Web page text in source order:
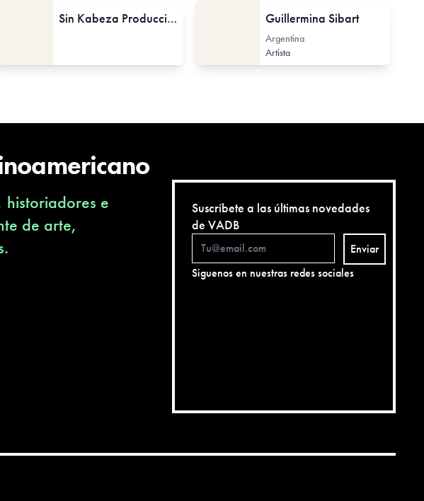
Sin Kabeza Producciones Guillermina Sibart
Argentina
Artista
historiadores e
de arte,
Suscríbete a las últimas novedades
de VADB
Enviar
Siguenos en nuestras redes sociales